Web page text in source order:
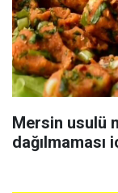
Mersin usulü
dağılmaması